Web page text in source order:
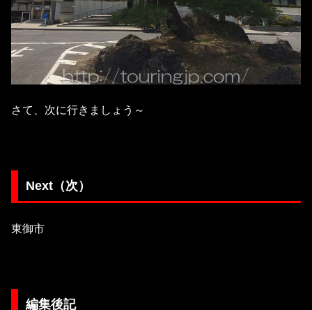
さて、次に行きましょう～
Next（次）
東御市
編集後記